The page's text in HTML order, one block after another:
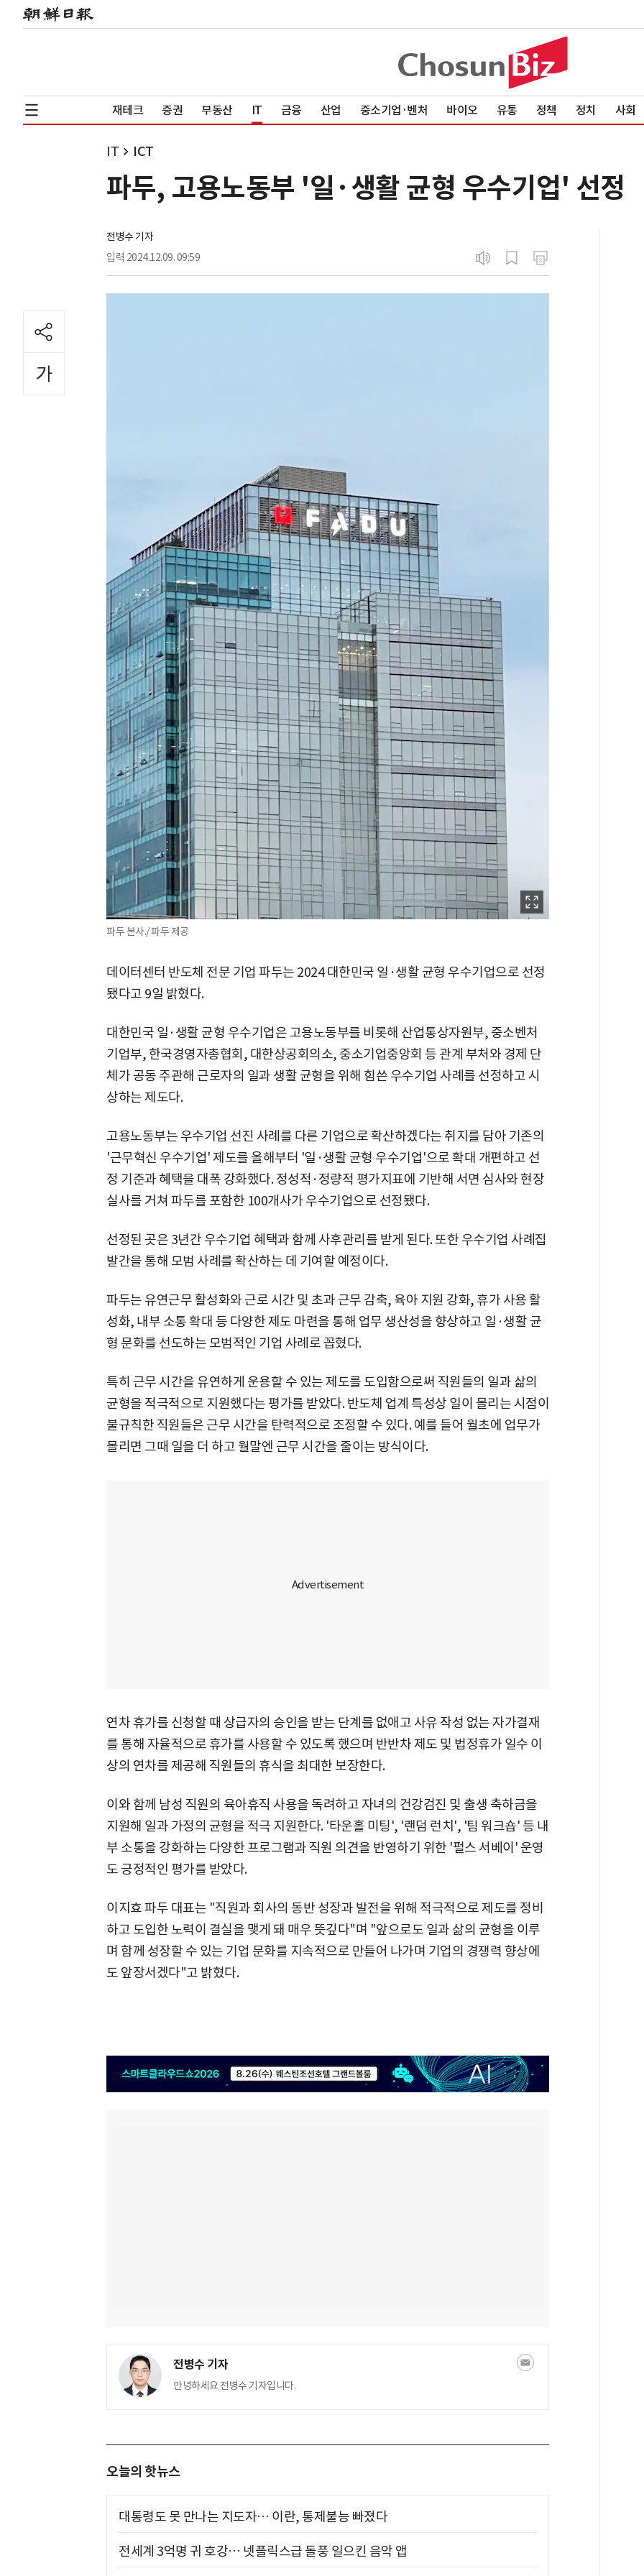
재테크 증권 부동산 IT 금융 산업 중소기업·벤처 바이오 유통 정책 정치 사회
IT ICT
파두, 고용노동부 '일·생활 균형 우수기업' 선정
전병수 기자
입력 2024.12.09. 09:59
파두 본사./ 파두 제공
데이터센터 반도체 전문 기업 파두는 2024 대한민국 일·생활 균형 우수기업으로 선정
됐다고 9일 밝혔다.
대한민국 일·생활 균형 우수기업은 고용노동부를 비롯해 산업통상자원부, 중소벤처
기업부, 한국경영자총협회, 대한상공회의소, 중소기업중앙회 등 관계 부처와 경제 단
체가 공동 주관해 근로자의 일과 생활 균형을 위해 힘쓴 우수기업 사례를 선정하고 시
상하는 제도다.
고용노동부는 우수기업 선진 사례를 다른 기업으로 확산하겠다는 취지를 담아 기존의
'근무혁신 우수기업' 제도를 올해부터 '일·생활 균형 우수기업'으로 확대 개편하고 선
정 기준과 혜택을 대폭 강화했다. 정성적·정량적 평가지표에 기반해 서면 심사와 현장
실사를 거쳐 파두를 포함한 100개사가 우수기업으로 선정됐다.
선정된 곳은 3년간 우수기업 혜택과 함께 사후관리를 받게 된다. 또한 우수기업 사례집
발간을 통해 모범 사례를 확산하는 데 기여할 예정이다.
파두는 유연근무 활성화와 근로 시간 및 초과 근무 감축, 육아 지원 강화, 휴가 사용 활
성화, 내부 소통 확대 등 다양한 제도 마련을 통해 업무 생산성을 향상하고 일·생활 균
형 문화를 선도하는 모범적인 기업 사례로 꼽혔다.
특히 근무 시간을 유연하게 운용할 수 있는 제도를 도입함으로써 직원들의 일과 삶의
균형을 적극적으로 지원했다는 평가를 받았다. 반도체 업계 특성상 일이 몰리는 시점이
불규칙한 직원들은 근무 시간을 탄력적으로 조정할 수 있다. 예를 들어 월초에 업무가
몰리면 그때 일을 더 하고 월말엔 근무 시간을 줄이는 방식이다.
연차 휴가를 신청할 때 상급자의 승인을 받는 단계를 없애고 사유 작성 없는 자가결재
를 통해 자율적으로 휴가를 사용할 수 있도록 했으며 반반차 제도 및 법정휴가 일수 이
상의 연차를 제공해 직원들의 휴식을 최대한 보장한다.
이와 함께 남성 직원의 육아휴직 사용을 독려하고 자녀의 건강검진 및 출생 축하금을
지원해 일과 가정의 균형을 적극 지원한다. '타운홀 미팅', '랜덤 런치', '팀 워크숍' 등 내
부 소통을 강화하는 다양한 프로그램과 직원 의견을 반영하기 위한 '펄스 서베이' 운영
도 긍정적인 평가를 받았다.
이지효 파두 대표는 "직원과 회사의 동반 성장과 발전을 위해 적극적으로 제도를 정비
하고 도입한 노력이 결실을 맺게 돼 매우 뜻깊다"며 "앞으로도 일과 삶의 균형을 이루
며 함께 성장할 수 있는 기업 문화를 지속적으로 만들어 나가며 기업의 경쟁력 향상에
도 앞장서겠다"고 밝혔다.
전병수 기자
안녕하세요 전병수 기자입니다.
오늘의 핫뉴스
대통령도 못 만나는 지도자… 이란, 통제불능 빠졌다
전세계 3억명 귀 호강… 넷플릭스급 돌풍 일으킨 음악 앱